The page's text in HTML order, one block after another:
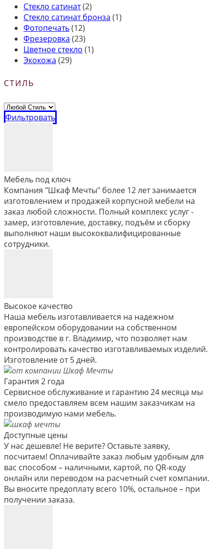
Стекло сатинат(2)
Стекло сатинат бронза (1)
Фотопечать(12)
Фрезеровка (23)
Цветное стекло (1)
Экокожа (29)
СТИЛЬ
Фильтровать
Мебель под ключ
Компания "Шкаф Мечты" более 12 лет занимается
изготовлением и продажей корпусной мебели на
заказ любой сложности. Полный комплекс услуг -
замер, изготовление, доставку, подъём и сборку
выполняют наши высококвалифицированные
сотрудники.
Высокое качество
Наша мебель изготавливается на надежном
европейском оборудовании на собственном
производстве в г. Владимир, что позволяет нам
контролировать качество изготавливаемых изделий.
Изготовление от 5 дней.
Гарантия 2 года
Сервисное обслуживание и гарантию 24 месяца мы
смело предоставляем всем нашим заказчикам на
производимую нами мебель.
Доступные цены
У нас дешевле! Не верите? Оставьте заявку,
посчитаем! Оплачивайте заказ любым удобным для
вас способом – наличными, картой, по QR-коду
онлайн или переводом на расчетный счет компании.
Вы вносите предоплату всего 10%, остальное – при
получении заказа.